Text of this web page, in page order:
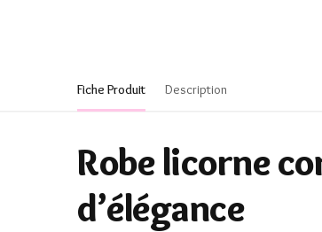
Fiche Produit Description
Robe licorne
d’élégance